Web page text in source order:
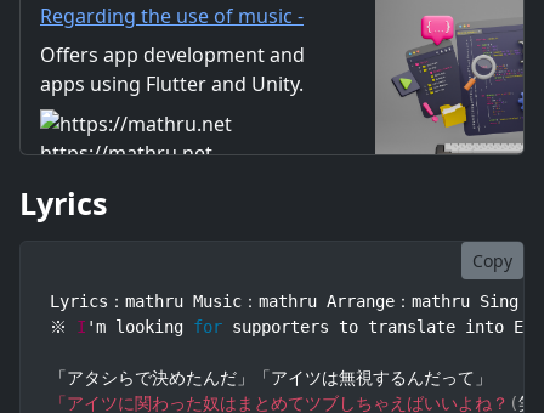
Regarding the use of music -
mathru.net | App
Development with Flutter,
Unity/Music and Video
Production/Material
Distribution
Offers app development and
apps using Flutter and Unity.
Includes information on music
and videos created by the
images and video materials.
We also accept orders for
https://mathru.net
Lyrics
Copy
Lyrics：mathru Music：mathru Arrange：mathru Sing：
※ I 'm looking for supporters to translate into
「アイツに関わった奴はまとめてツブしちゃえばいいよね？ (笑